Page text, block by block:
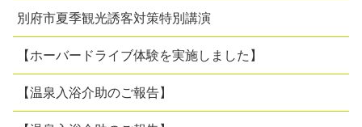
別府市夏季観光誘客対策特別講演
【ホーバードライブ体験を実施しました】
【温泉入浴介助のご報告】